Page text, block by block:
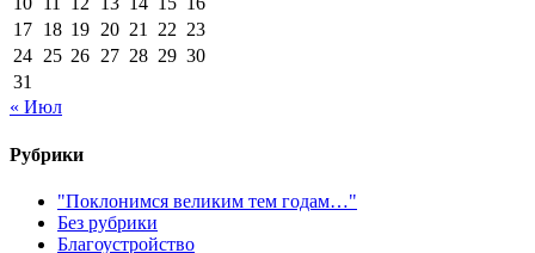
17 18 19 20 21 22 23
24 25 26 27 28 29 30
31
« Июл
Рубрики
"Поклонимся великим тем годам…"
Без рубрики
Благоустройство